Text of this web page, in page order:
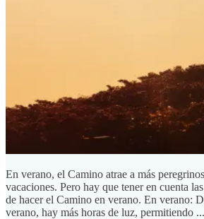
En verano, el Camino atrae a más
vacaciones. Pero hay que tener en cuenta
de hacer el Camino en verano. En verano:
verano, hay más horas de luz, permitiendo ...